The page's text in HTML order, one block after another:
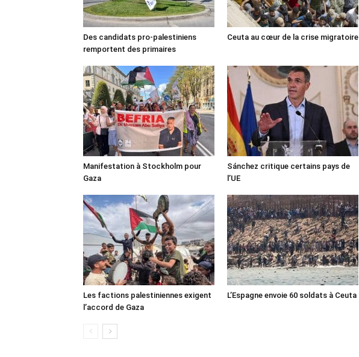
Des candidats pro-palestiniens
remportent des primaires
Ceuta au cœur de la crise migratoire
Manifestation à Stockholm pour
Gaza
Sánchez critique certains pays de
l’UE
Les factions palestiniennes exigent
l’accord de Gaza
L’Espagne envoie 60 soldats à Ceuta